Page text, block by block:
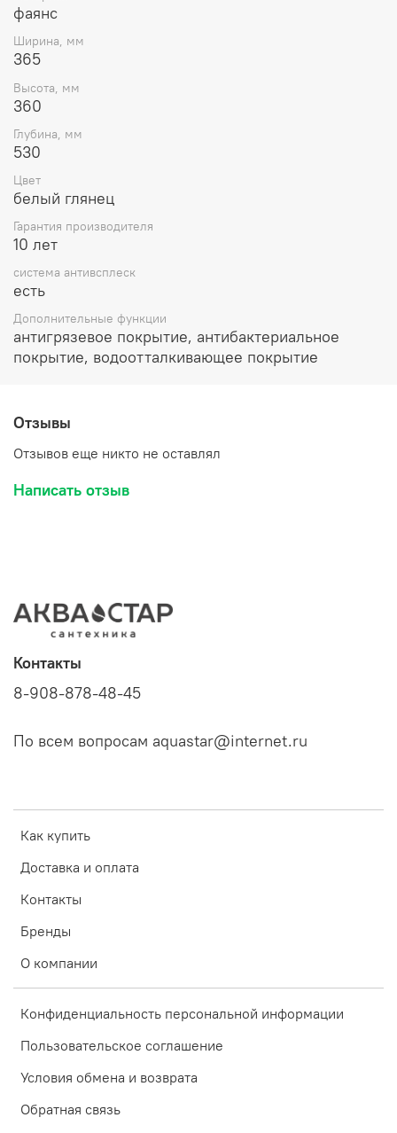
фаянс
Ширина, мм
365
Высота, мм
360
Глубина, мм
530
Цвет
белый глянец
Гарантия производителя
10 лет
система антивсплеск
есть
Дополнительные функции
антигрязевое покрытие, антибактериальное
покрытие, водоотталкивающее покрытие
Отзывы
Отзывов еще никто не оставлял
Написать отзыв
Как купить
Доставка и оплата
Контакты
Бренды
О компании
Конфиденциальность персональной информации
Пользовательское соглашение
Условия обмена и возврата
Обратная связь
Контакты
8-908-878-48-45
По всем вопросам aquastar@internet.ru